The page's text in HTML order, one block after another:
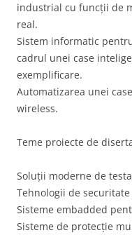
industrial cu funcții de
real.
Sistem informatic
cadrul unei case
exemplificare.
Automatizarea unei
wireless.
Teme proiecte de
Soluții moderne de
Tehnologii de
Sisteme embadded
Sisteme de protecție